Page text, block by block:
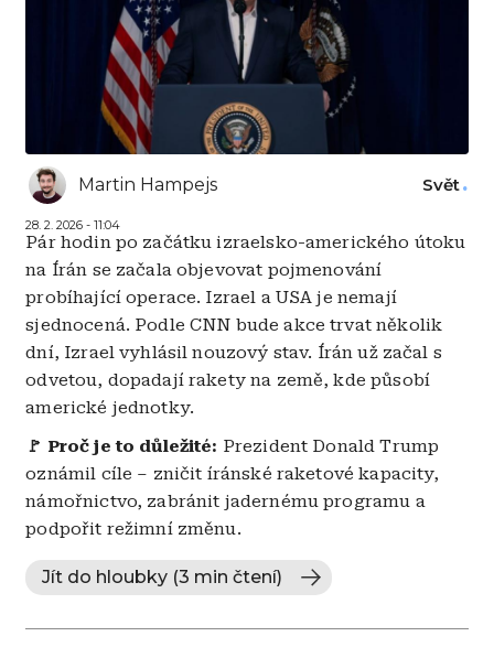
Martin Hampejs
28. 2. 2026 - 11:04
Svět
Pár hodin po začátku izraelsko-amerického útoku
na Írán se začala objevovat pojmenování
probíhající operace. Izrael a USA je nemají
sjednocená. Podle CNN bude akce trvat několik
dní, Izrael vyhlásil nouzový stav. Írán už začal s
odvetou, dopadají rakety na země, kde působí
americké jednotky.
🚩 Proč je to důležité: Prezident Donald Trump
oznámil cíle – zničit íránské raketové kapacity,
námořnictvo, zabránit jadernému programu a
podpořit režimní změnu.
Jít do hloubky (3 min čtení)